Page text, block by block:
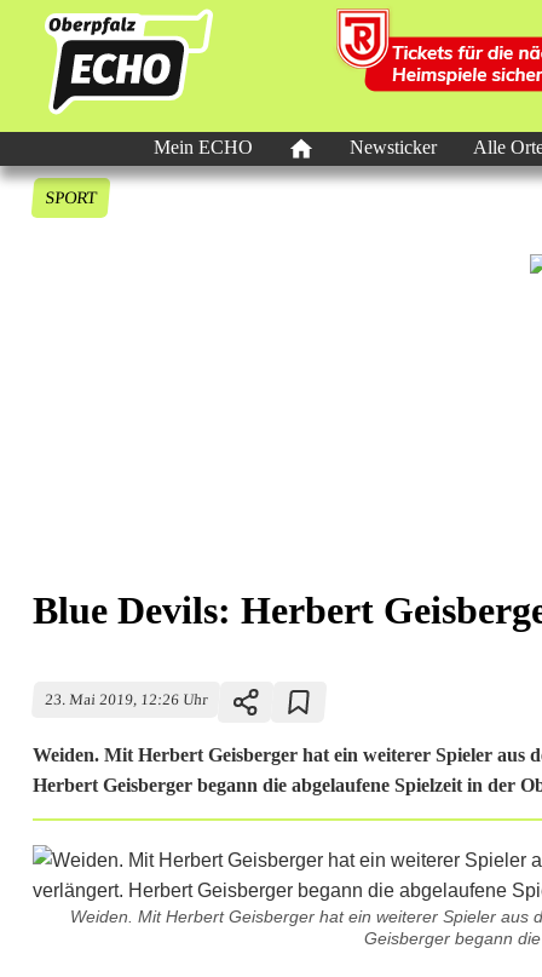
Mein ECHO Newsticker Alle
SPORT
Blue Devils: Herbert
23. Mai 2019, 12:26 Uhr
Weiden. Mit Herbert Geisberger hat ein weiterer Spieler aus
Herbert Geisberger begann die abgelaufene Spielzeit in der
Weiden. Mit Herbert Geisberger hat ein weiterer Spieler
Geisberger begann